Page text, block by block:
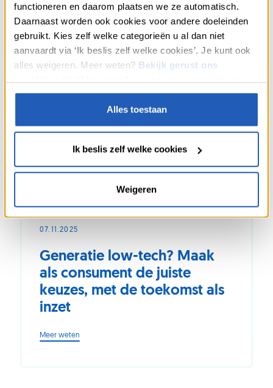
functioneren en daarom plaatsen we ze automatisch.
Daarnaast worden ook cookies voor andere doeleinden
gebruikt. Kies zelf welke categorieën u al dan niet
aanvaardt via ‘Ik beslis zelf welke cookies’. Je kunt ook
alles weigeren. Meer weten? Bekijk gerust ons
“Cookies” onderaan onze webpagina’s.
Alles toestaan
Ik beslis zelf welke cookies
Weigeren
Slow
het
gezin:
met
Generatie low-tech? Maak
als consument de juiste
keuzes, met de toekomst als
inzet
07.11.2025
Meer weten
tech?